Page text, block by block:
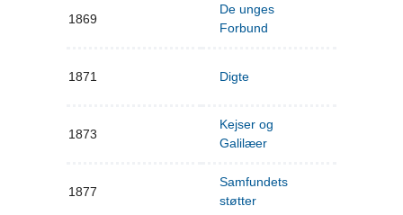
1869
De unges
Forbund
1871 Digte
1873
Kejser og
Galilæer
1877
Samfundets
støtter